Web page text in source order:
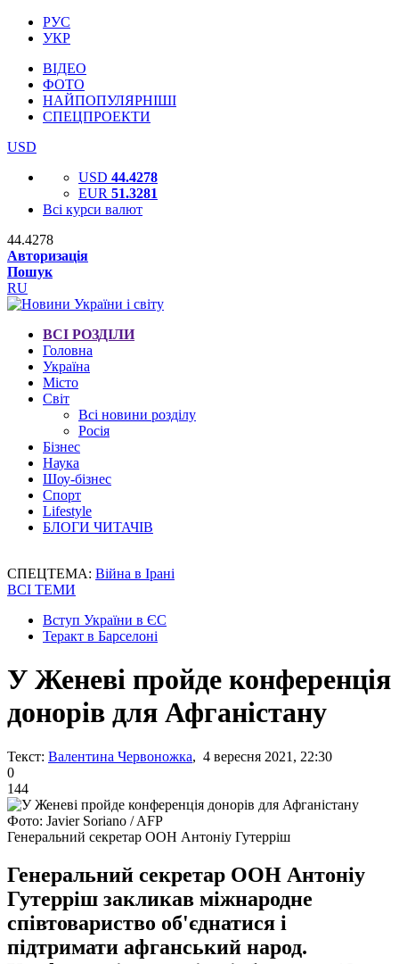
РУС
УКР
ВІДЕО
ФОТО
НАЙПОПУЛЯРНІШІ
СПЕЦПРОЕКТИ
USD
USD 44.4278
EUR 51.3281
Всі курси валют
44.4278
Авторизація
Пошук
RU
ВСІ РОЗДІЛИ
Головна
Україна
Місто
Світ
Всі новини розділу
Росія
Бізнес
Наука
Шоу-бізнес
Спорт
Lifestyle
БЛОГИ ЧИТАЧІВ
СПЕЦТЕМА: Війна в Ірані
ВСІ ТЕМИ
Вступ України в ЄС
Теракт в Барселоні
У Женеві пройде конференція
донорів для Афганістану
Текст: Валентина Червоножка, 4 вересня 2021, 22:30
0
144
Фото: Javier Soriano / AFP
Генеральний секретар ООН Антоніу Гутерріш
Генеральний секретар ООН Антоніу
Гутерріш закликав міжнародне
співтовариство об'єднатися і
підтримати афганський народ.